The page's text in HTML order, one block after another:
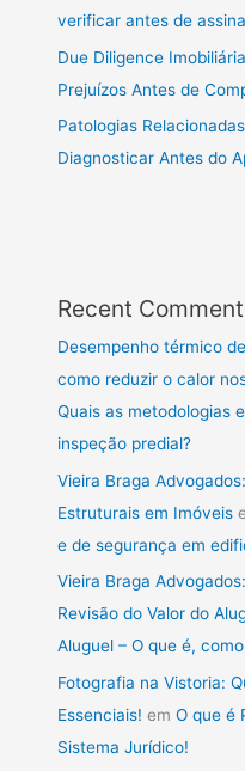
verificar antes de
Due Diligence
Prejuízos Antes de
Patologias
Diagnosticar Antes do
Recent
Desempenho térmico
como reduzir o calor
Quais as metodologias
inspeção predial?
Vieira Braga
Estruturais em Imóveis
e de segurança em
Vieira Braga
Revisão do Valor do
Aluguel – O que é,
Fotografia na Vistoria:
Essenciais! emO que é
Sistema Jurídico!